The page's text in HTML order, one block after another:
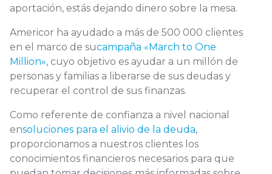
aportación, estás dejando dinero sobre la mesa.
Americor ha ayudado a más de 500 000 clientes
en el marco de sucampaña «March to One
Million», cuyo objetivo es ayudar a un millón de
personas y familias a liberarse de sus deudas y
recuperar el control de sus finanzas.
Como referente de confianza a nivel nacional
ensoluciones para el alivio de la deuda,
proporcionamos a nuestros clientes los
conocimientos financieros necesarios para que